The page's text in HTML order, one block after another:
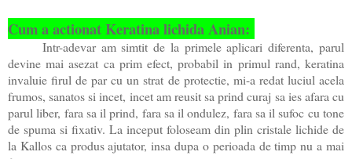
Cum a actionat Keratina lichida Anian:
Intr-adevar am simtit de la primele aplicari diferenta, parul
devine mai asezat ca prim efect, probabil in primul rand, keratina
invaluie firul de par cu un strat de protectie, mi-a redat luciul acela
frumos, sanatos si incet, incet am reusit sa prind curaj sa ies afara cu
parul liber, fara sa il prind, fara sa il ondulez, fara sa il sufoc cu tone
de spuma si fixativ. La inceput foloseam din plin cristale lichide de
la Kallos ca produs ajutator, insa dupa o perioada de timp nu a mai